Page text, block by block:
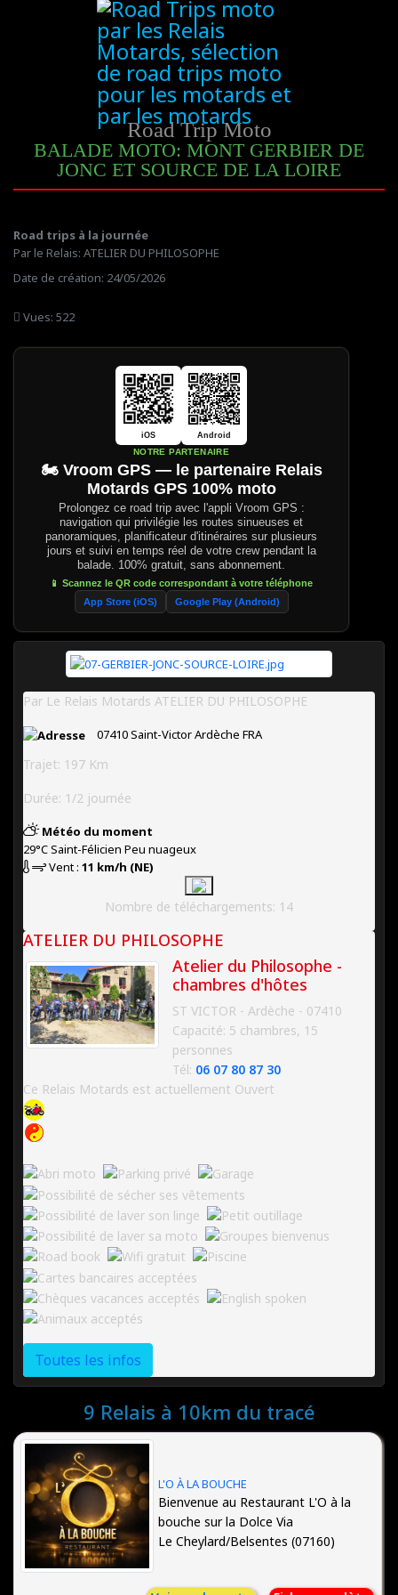
Road Trip Moto
BALADE MOTO: MONT GERBIER DE
JONC ET SOURCE DE LA LOIRE
Road trips à la journée
Par le Relais: ATELIER DU PHILOSOPHE
Date de création: 24/05/2026
Vues: 522
iOS Android
NOTRE PARTENAIRE
🏍️ Vroom GPS — le partenaire Relais
Motards GPS 100% moto
Prolongez ce road trip avec l'appli Vroom GPS :
navigation qui privilégie les routes sinueuses et
panoramiques, planificateur d'itinéraires sur plusieurs
jours et suivi en temps réel de votre crew pendant la
balade. 100% gratuit, sans abonnement.
📱 Scannez le QR code correspondant à votre téléphone
App Store (iOS)
Google Play (Android)
Par Le Relais Motards ATELIER DU PHILOSOPHE
07410Saint-VictorArdèche FRA
Trajet: 197 Km
Durée: 1/2 journée
Météo du moment
29°CSaint-Félicien Peu nuageux
Vent : 11 km/h (NE)
Nombre de téléchargements: 14
ATELIER DU PHILOSOPHE
Atelier du Philosophe -
chambres d'hôtes
ST VICTOR - Ardèche - 07410
Capacité: 5 chambres, 15
personnes
Tél: 06 07 80 87 30
Ce Relais Motards est actuellement Ouvert
Toutes les infos
9 Relais à 10km du tracé
L'O À LA BOUCHE
Bienvenue au Restaurant L'O à la
bouche sur la Dolce Via
Le Cheylard/Belsentes (07160)